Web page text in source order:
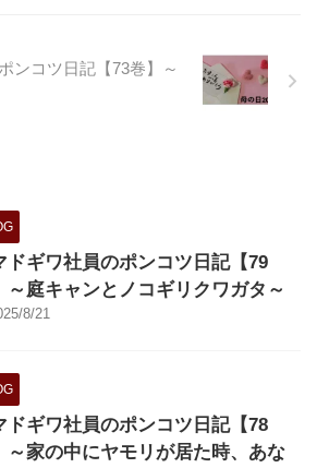
いんで
いじゃ
ンコツ日記【73巻】～
ドギワ社員のポンコツ日記【79
～庭キャンとノコギリクワガタ～
8/21
ドギワ社員のポンコツ日記【78
～家の中にヤモリが居た時、あな